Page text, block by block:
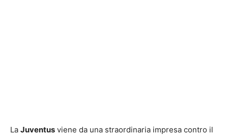
La Juventus viene da una straordinaria impresa contro il